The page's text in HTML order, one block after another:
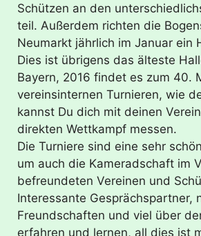
Schützen an den
teil. Außerdem richten die
Neumarkt jährlich im Januar ein
Dies ist übrigens das älteste
Bayern, 2016 findet es zum 40.
vereinsinternen Turnieren, wie
kannst Du dich mit deinen
direkten Wettkampf messen.
Die Turniere sind eine sehr
um auch die Kameradschaft im
befreundeten Vereinen und
Interessante Gesprächspartner,
Freundschaften und viel über
erfahren und lernen, all dies ist